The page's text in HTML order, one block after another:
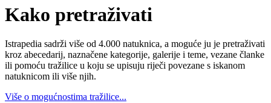
Kako pretraživati
Istrapedia sadrži više od 4.000 natuknica, a moguće ju je pretraživati
kroz abecedarij, naznačene kategorije, galerije i teme, vezane članke
ili pomoću tražilice u koju se upisuju riječi povezane s iskanom
natuknicom ili više njih.
Više o mogućnostima tražilice...